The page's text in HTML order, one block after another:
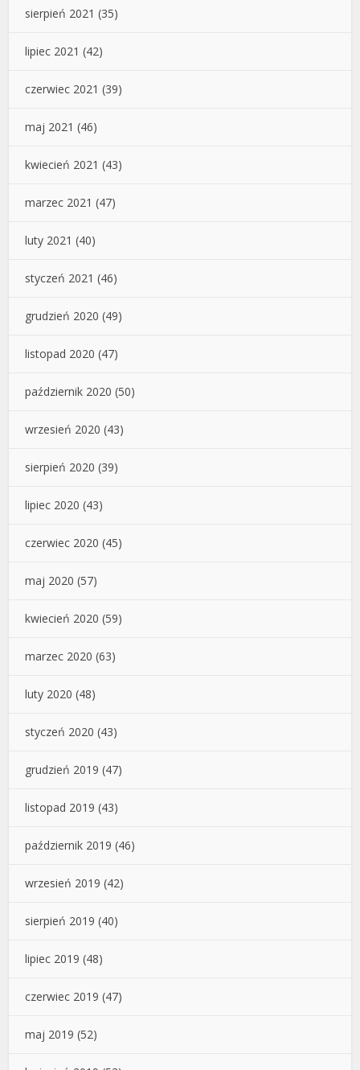
sierpień 2021 (35)
lipiec 2021 (42)
czerwiec 2021 (39)
maj 2021 (46)
kwiecień 2021 (43)
marzec 2021 (47)
luty 2021 (40)
styczeń 2021 (46)
grudzień 2020 (49)
listopad 2020 (47)
październik 2020 (50)
wrzesień 2020 (43)
sierpień 2020 (39)
lipiec 2020 (43)
czerwiec 2020 (45)
maj 2020 (57)
kwiecień 2020 (59)
marzec 2020 (63)
luty 2020 (48)
styczeń 2020 (43)
grudzień 2019 (47)
listopad 2019 (43)
październik 2019 (46)
wrzesień 2019 (42)
sierpień 2019 (40)
lipiec 2019 (48)
czerwiec 2019 (47)
maj 2019 (52)